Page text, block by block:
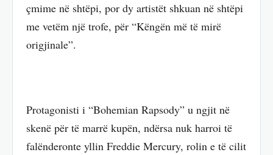
çmime në shtëpi, por dy artistët shkuan në shtëpi
me vetëm një trofe, për “Këngën më të mirë
origjinale”.
Protagonisti i “Bohemian Rapsody” u ngjit në
skenë për të marrë kupën, ndërsa nuk harroi të
falënderonte yllin Freddie Mercury, rolin e të cilit